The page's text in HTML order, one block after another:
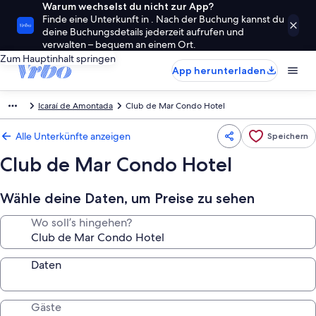
Warum wechselst du nicht zur App?
Finde eine Unterkunft in . Nach der Buchung kannst du
deine Buchungsdetails jederzeit aufrufen und
verwalten – bequem an einem Ort.
Zum Hauptinhalt springen
App herunterladen
Icaraí de Amontada Club de Mar Condo Hotel
Alle Unterkünfte anzeigen Speichern
Club de Mar Condo Hotel
Wähle deine Daten, um Preise zu sehen
Wo soll’s hingehen?
Daten
Gäste